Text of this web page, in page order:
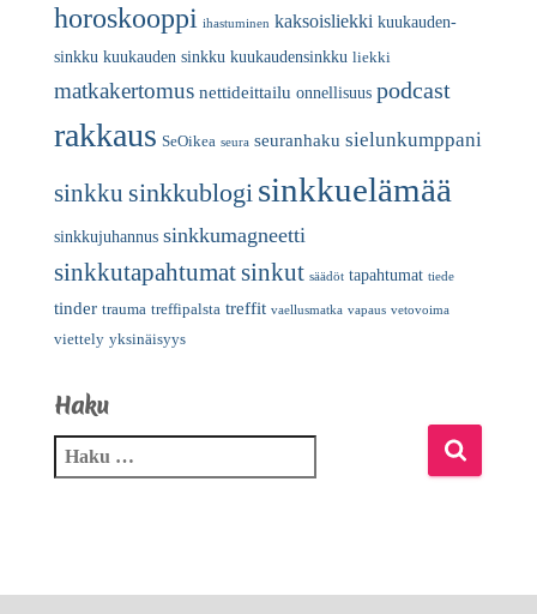
horoskooppi ihastuminen kaksoisliekki kuukauden-
sinkku kuukauden sinkku kuukaudensinkku liekki
matkakertomus nettideittailu onnellisuus podcast
rakkaus SeOikea seura seuranhaku sielunkumppani
sinkku sinkkublogi sinkkuelämää
sinkkujuhannus sinkkumagneetti
sinkkutapahtumatsinkut säädöt tapahtumat tiede
tinder trauma treffipalsta treffit vaellusmatka vapaus vetovoima
viettely yksinäisyys
Haku